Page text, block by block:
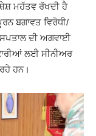
ਮਹੱਤਵ ਰੱਖਦੀ ਹੈ
ਬਗਾਵਤ ਵਿਰੋਧੀ/
ਦੀ ਅਗਵਾਈ
ਲਈ ਸੀਨੀਅਰ
ਹਨ।